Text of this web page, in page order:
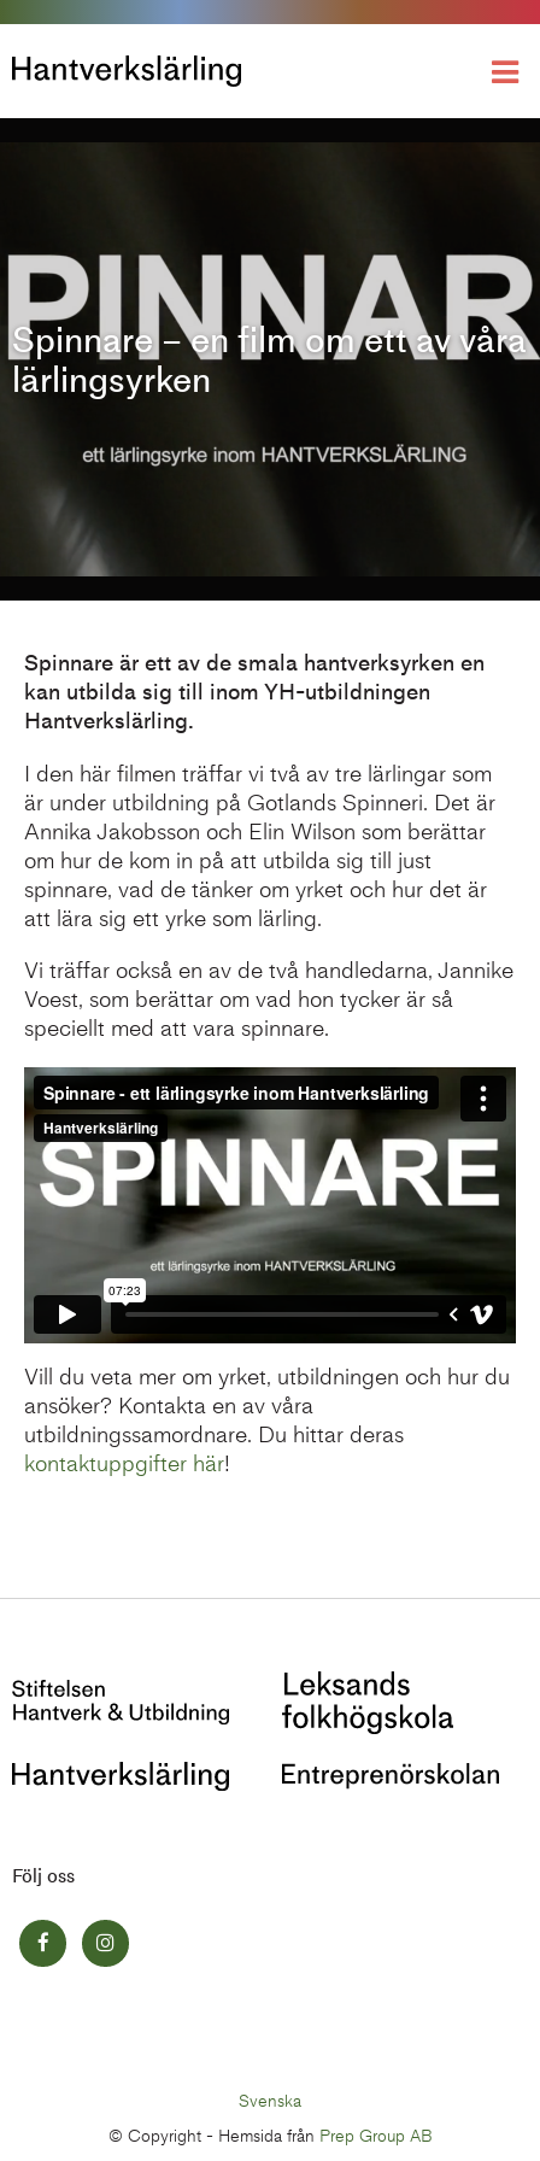
Spinnare – en film om ett av våra
lärlingsyrken
Spinnare är ett av de smala hantverksyrken en
kan utbilda sig till inom YH-utbildningen
Hantverkslärling.
I den här filmen träffar vi två av tre lärlingar som
är under utbildning på Gotlands Spinneri. Det är
Annika Jakobsson och Elin Wilson som berättar
om hur de kom in på att utbilda sig till just
spinnare, vad de tänker om yrket och hur det är
att lära sig ett yrke som lärling.
Vi träffar också en av de två handledarna, Jannike
Voest, som berättar om vad hon tycker är så
speciellt med att vara spinnare.
Vill du veta mer om yrket, utbildningen och hur du
ansöker? Kontakta en av våra
utbildningssamordnare. Du hittar deras
kontaktuppgifter här!
Följ oss
Svenska
© Copyright - Hemsida från Prep Group AB